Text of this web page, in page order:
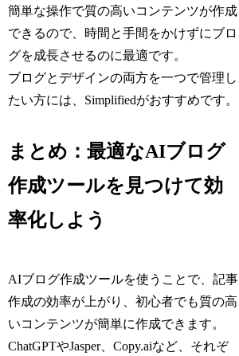
簡単な操作で質の高いコンテンツが作成
できるので、時間と手間をかけずにブロ
グを成長させるのに最適です。
ブログとデザインの両方を一つで管理し
たい方には、Simplifiedがおすすめです。
まとめ：最適なAIブログ
作成ツールを見つけて効
率化しよう
AIブログ作成ツールを使うことで、記事
作成の効率が上がり、初心者でも質の高
いコンテンツが簡単に作成できます。
ChatGPTやJasper、Copy.aiなど、それぞ